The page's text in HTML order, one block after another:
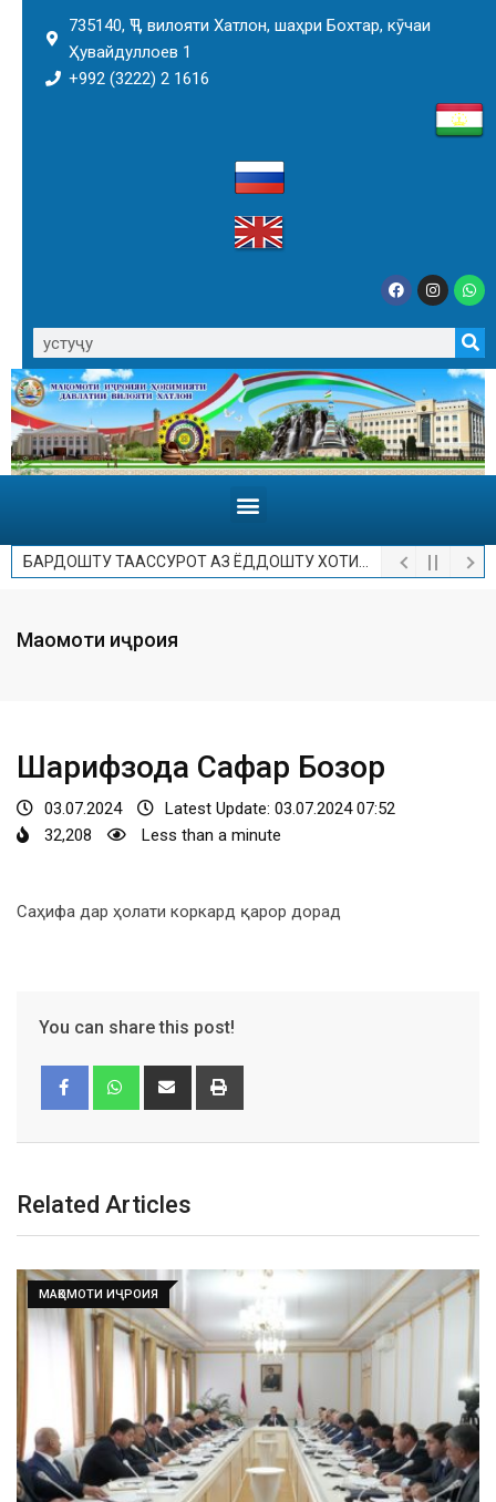
735140, ҶТ, вилояти Хатлон, шаҳри Бохтар, кӯчаи
Ҳувайдуллоев 1
+992 (3222) 2 1616
БАРДОШТУ ТААССУРОТ АЗ ЁДДОШТУ ХОТИРОТ.
Мақомоти иҷроия
Шарифзода Сафар Бозор
03.07.2024
Latest Update: 03.07.2024 07:52
32,208
Less than a minute
Саҳифа дар ҳолати коркард қарор дорад
You can share this post!
Related Articles
Ҳакимзода Рустам Маҳмадӣ
04.07.2024